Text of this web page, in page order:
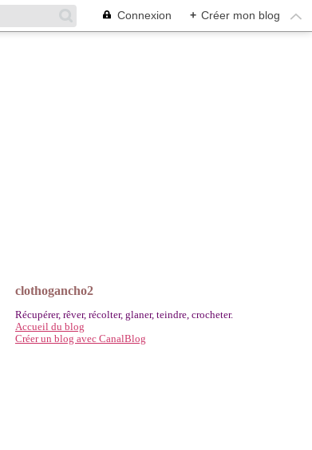
Connexion + Créer mon blog
clothogancho2
Récupérer, rêver, récolter, glaner, teindre, crocheter.
Accueil du blog
Créer un blog avec CanalBlog